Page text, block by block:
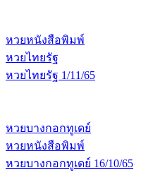
หวยหนังสือพิมพ์
หวยไทยรัฐ
หวยไทยรัฐ 1/11/65
หวยบางกอกทูเดย์
หวยหนังสือพิมพ์
หวยบางกอกทูเดย์ 16/10/65